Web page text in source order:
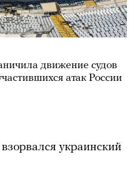
движение судов
атак России
украинский